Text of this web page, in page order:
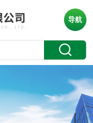
导航